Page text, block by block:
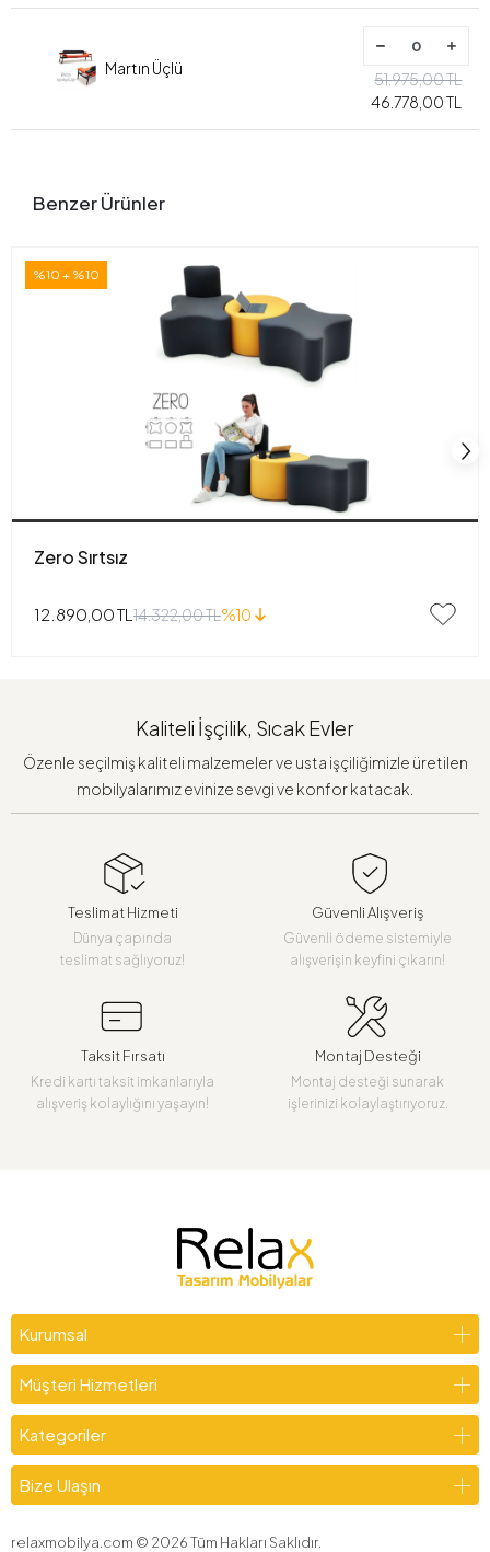
Martın Üçlü
51.975,00 TL
46.778,00 TL
Benzer Ürünler
%10 + %10
Zero Sırtsız
12.890,00 TL 14.322,00 TL%10
Kaliteli İşçilik, Sıcak Evler
Özenle seçilmiş kaliteli malzemeler ve usta işçiliğimizle üretilen
mobilyalarımız evinize sevgi ve konfor katacak.
Teslimat Hizmeti
Dünya çapında
teslimat sağlıyoruz!
Güvenli Alışveriş
Güvenli ödeme sistemiyle
alışverişin keyfini çıkarın!
Taksit Fırsatı
Kredi kartı taksit imkanlarıyla
alışveriş kolaylığını yaşayın!
Montaj Desteği
Montaj desteği sunarak
işlerinizi kolaylaştırıyoruz.
Kurumsal
Müşteri Hizmetleri
Kategoriler
Bize Ulaşın
relaxmobilya.com © 2026Tüm Hakları Saklıdır.